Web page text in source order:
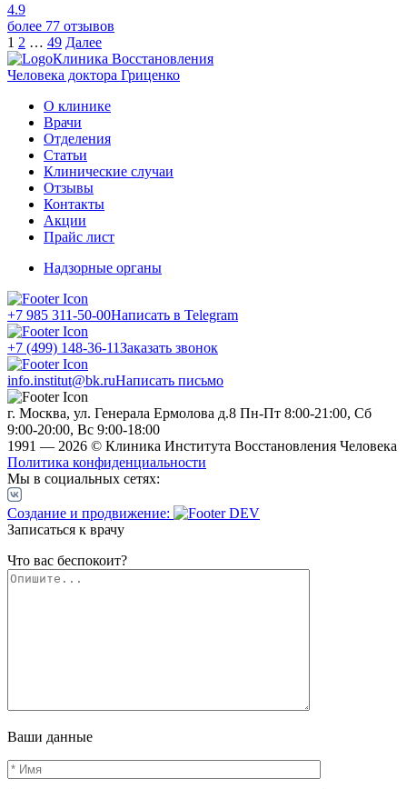
4.9
более 77 отзывов
1 2 … 49 Далее
Клиника Восстановления
Человека доктора Гриценко
О клинике
Врачи
Отделения
Статьи
Клинические случаи
Отзывы
Контакты
Акции
Прайс лист
Надзорные органы
+7 985 311-50-00Написать в Telegram
+7 (499) 148-36-11Заказать звонок
info.institut@bk.ruНаписать письмо
г. Москва, ул. Генерала Ермолова д.8 Пн-Пт 8:00-21:00, Сб
9:00-20:00, Вс 9:00-18:00
1991 — 2026 © Клиника Института Восстановления Человека
Политика конфиденциальности
Мы в социальных сетях:
Создание и продвижение:
Записаться к врачу
Что вас беспокоит?
Ваши данные